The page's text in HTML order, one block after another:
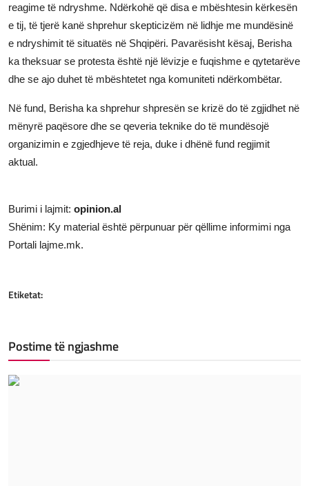
reagime të ndryshme. Ndërkohë që disa e mbështesin kërkesën
e tij, të tjerë kanë shprehur skepticizëm në lidhje me mundësinë
e ndryshimit të situatës në Shqipëri. Pavarësisht kësaj, Berisha
ka theksuar se protesta është një lëvizje e fuqishme e qytetarëve
dhe se ajo duhet të mbështetet nga komuniteti ndërkombëtar.
Në fund, Berisha ka shprehur shpresën se krizë do të zgjidhet në
mënyrë paqësore dhe se qeveria teknike do të mundësojë
organizimin e zgjedhjeve të reja, duke i dhënë fund regjimit
aktual.
Burimi i lajmit: opinion.al
Shënim: Ky material është përpunuar për qëllime informimi nga
Portali lajme.mk.
Etiketat:
Postime të ngjashme